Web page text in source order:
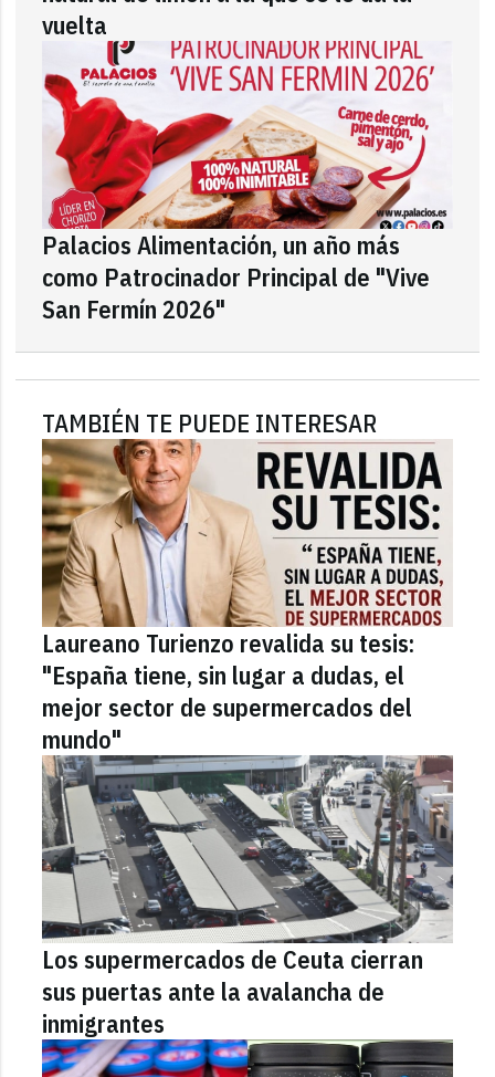
vuelta
Palacios Alimentación, un año más
como Patrocinador Principal de "Vive
San Fermín 2026"
TAMBIÉN TE PUEDE INTERESAR
Laureano Turienzo revalida su tesis:
"España tiene, sin lugar a dudas, el
mejor sector de supermercados del
mundo"
Los supermercados de Ceuta cierran
sus puertas ante la avalancha de
inmigrantes